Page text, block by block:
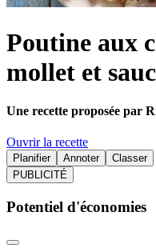
Poutine aux
mollet et
Une recette proposée par
Ouvrir la recette
Planifier Annoter
Classer
PUBLICITÉ
Potentiel d'économies